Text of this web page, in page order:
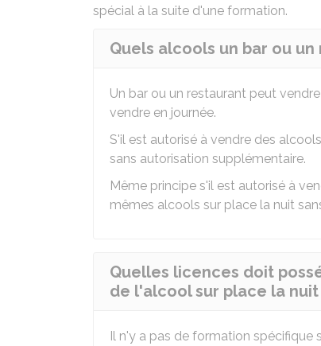
spécial à la suite d'une formation.
Quels alcools un bar ou
Un bar ou un restaurant peut
vendre en journée.
S'il est autorisé à vendre des
sans autorisation supplémentaire.
Même principe s'il est autorisé à
mêmes alcools sur place la nuit
Quelles licences doit
de l'alcool sur place la nuit
Il n'y a pas de formation spécifique